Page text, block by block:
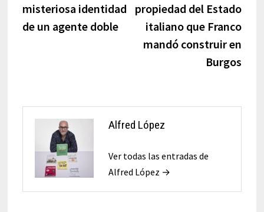
misteriosa identidad
de un agente doble
propiedad del Estado
italiano que Franco
mandó construir en
Burgos
Alfred López
Ver todas las entradas de
Alfred López →